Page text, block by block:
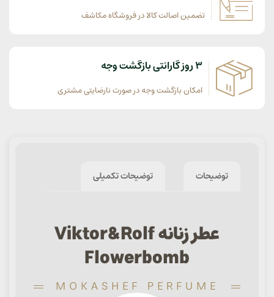
تضمین اصالت کالا در فروشگاه مکاشف
3 روز گارانتی بازگشت وجه
امکان بازگشت وجه در صورت نارضایتی مشتری
توضیحات توضیحات تکمیلی
عطر زنانه Viktor&Rolf
Flowerbomb
MOKASHEF PERFUME